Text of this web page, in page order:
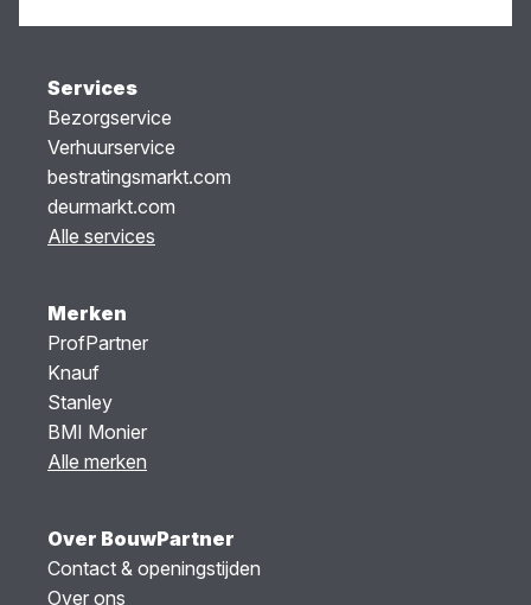
Services
Bezorgservice
Verhuurservice
bestratingsmarkt.com
deurmarkt.com
Alle services
Merken
ProfPartner
Knauf
Stanley
BMI Monier
Alle merken
Over BouwPartner
Contact & openingstijden
Over ons